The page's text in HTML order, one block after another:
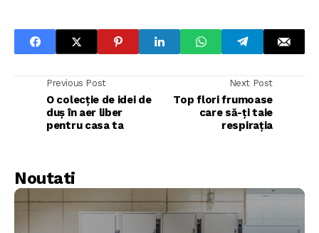
Previous Post
O colecție de idei de
duș în aer liber
pentru casa ta
Next Post
Top flori frumoase
care să-ți taie
respirația
Noutati